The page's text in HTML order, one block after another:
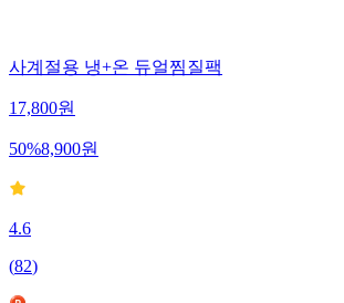
사계절용 냉+온 듀얼찜질팩
17,800원
50%8,900원
4.6
(82)